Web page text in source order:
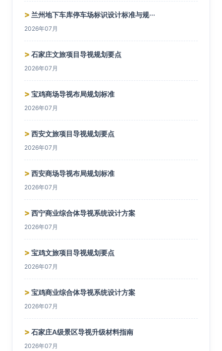
> 兰州地下车库停车场标识设计标准与规···
2026年07月
> 石家庄文旅项目导视规划要点
2026年07月
> 宝鸡商场导视布局规划标准
2026年07月
> 西安文旅项目导视规划要点
2026年07月
> 西安商场导视布局规划标准
2026年07月
> 西宁商业综合体导视系统设计方案
2026年07月
> 宝鸡文旅项目导视规划要点
2026年07月
> 宝鸡商业综合体导视系统设计方案
2026年07月
> 石家庄A级景区导视升级材料指南
2026年07月